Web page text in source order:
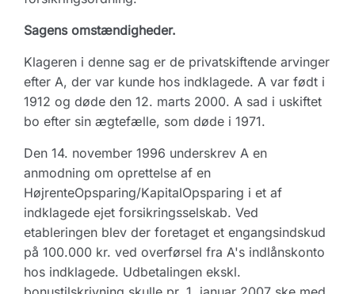
Sagens omstændigheder.
Klageren i denne sag er de privatskiftende arvinger
efter A, der var kunde hos indklagede. A var født i
1912 og døde den 12. marts 2000. A sad i uskiftet
bo efter sin ægtefælle, som døde i 1971.
Den 14. november 1996 underskrev A en
anmodning om oprettelse af en
HøjrenteOpsparing/KapitalOpsparing i et af
indklagede ejet forsikringsselskab. Ved
etableringen blev der foretaget et engangsindskud
på 100.000 kr. ved overførsel fra A's indlånskonto
hos indklagede. Udbetalingen ekskl.